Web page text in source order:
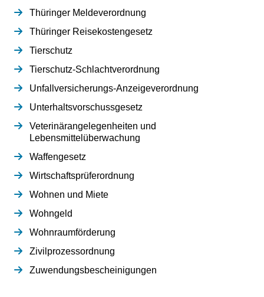
Thüringer Meldeverordnung
Thüringer Reisekostengesetz
Tierschutz
Tierschutz-Schlachtverordnung
Unfallversicherungs-Anzeigeverordnung
Unterhaltsvorschussgesetz
Veterinärangelegenheiten und
Lebensmittelüberwachung
Waffengesetz
Wirtschaftsprüferordnung
Wohnen und Miete
Wohngeld
Wohnraumförderung
Zivilprozessordnung
Zuwendungsbescheinigungen